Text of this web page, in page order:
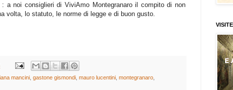
a noi consiglieri di ViviAmo Montegranaro il compito di non
volta, lo statuto, le norme di legge e di buon gusto.
mancini gastone gismondi mauro lucentini montegranaro
VISITE